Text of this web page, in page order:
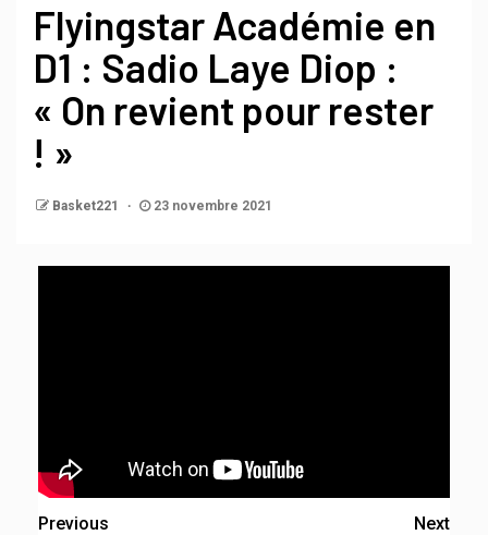
Flyingstar Académie en
D1 : Sadio Laye Diop :
« On revient pour rester
! »
Basket221 23 novembre 2021
Previous
Next